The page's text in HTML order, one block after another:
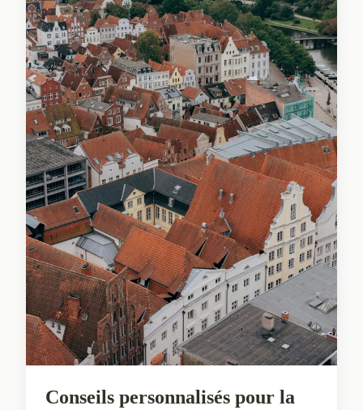
Conseils personnalisés pour la